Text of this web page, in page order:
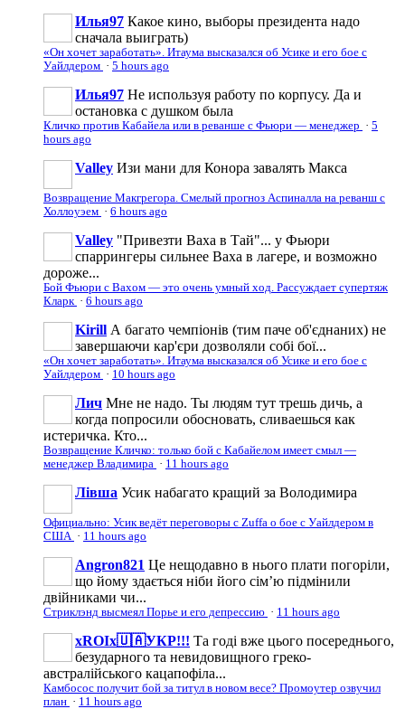
Илья97 Какое кино, выборы президента надо
сначала выиграть)
«Он хочет заработать». Итаума высказался об Усике и его бое с
Уайлдером · 5 hours ago
Илья97 Не используя работу по корпусу. Да и
остановка с душком была
Кличко против Кабайела или в реванше с Фьюри — менеджер · 5
hours ago
Valley Изи мани для Конора завалять Макса
Возвращение Макгрегора. Смелый прогноз Аспиналла на реванш с
Холлоуэем · 6 hours ago
Valley "Привезти Ваха в Тай"... у Фьюри
спаррингеры сильнее Ваха в лагере, и возможно
дороже...
Бой Фьюри с Вахом — это очень умный ход. Рассуждает супертяж
Кларк · 6 hours ago
Kirill А багато чемпіонів (тим паче об'єднаних) не
завершаючи кар'єри дозволяли собі бої...
«Он хочет заработать». Итаума высказался об Усике и его бое с
Уайлдером · 10 hours ago
Лич Мне не надо. Ты людям тут трешь дичь, а
когда попросили обосновать, сливаешься как
истеричка. Кто...
Возвращение Кличко: только бой с Кабайелом имеет смыл —
менеджер Владимира · 11 hours ago
Лівша Усик набагато кращий за Володимира
Официально: Усик ведёт переговоры с Zuffa о бое с Уайлдером в
США · 11 hours ago
Angron821 Це нещодавно в нього плати погоріли,
що йому здається ніби його сімʼю підмінили
двійниками чи...
Стриклэнд высмеял Порье и его депрессию · 11 hours ago
xROIx🇺🇦УКР!!! Та годі вже цього посереднього,
безударного та невидовищного греко-
австралійського кацапофіла...
Камбосос получит бой за титул в новом весе? Промоутер озвучил
план · 11 hours ago